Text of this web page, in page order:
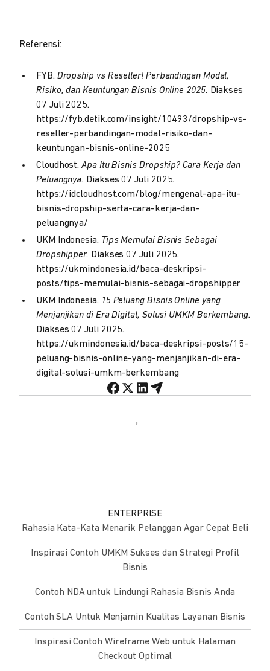
Referensi:
FYB. Dropship vs Reseller! Perbandingan Modal,
Risiko, dan Keuntungan Bisnis Online 2025. Diakses
07 Juli 2025.
https://fyb.detik.com/insight/10493/dropship-vs-
reseller-perbandingan-modal-risiko-dan-
keuntungan-bisnis-online-2025
Cloudhost.Apa Itu Bisnis Dropship? Cara Kerja dan
Peluangnya. Diakses 07 Juli 2025.
https://idcloudhost.com/blog/mengenal-apa-itu-
bisnis-dropship-serta-cara-kerja-dan-
peluangnya/
UKM Indonesia. Tips Memulai Bisnis Sebagai
Dropshipper. Diakses 07 Juli 2025.
https://ukmindonesia.id/baca-deskripsi-
posts/tips-memulai-bisnis-sebagai-dropshipper
UKM Indonesia. 15 Peluang Bisnis Online yang
Menjanjikan di Era Digital, Solusi UMKM Berkembang.
Diakses 07 Juli 2025.
https://ukmindonesia.id/baca-deskripsi-posts/15-
peluang-bisnis-online-yang-menjanjikan-di-era-
digital-solusi-umkm-berkembang
→
ENTERPRISE
Rahasia Kata-Kata Menarik Pelanggan Agar Cepat Beli
Inspirasi Contoh UMKM Sukses dan Strategi Profil
Bisnis
Contoh NDA untuk Lindungi Rahasia Bisnis Anda
Contoh SLA Untuk Menjamin Kualitas Layanan Bisnis
Inspirasi Contoh Wireframe Web untuk Halaman
Checkout Optimal